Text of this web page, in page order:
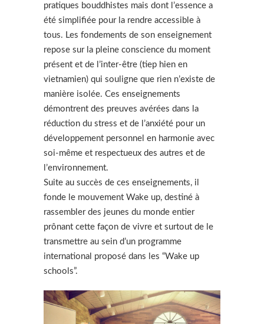
pratiques bouddhistes mais dont l’essence a
été simplifiée pour la rendre accessible à
tous. Les fondements de son enseignement
repose sur la pleine conscience du moment
présent et de l’inter-être (tiep hien en
vietnamien) qui souligne que rien n’existe de
manière isolée. Ces enseignements
démontrent des preuves avérées dans la
réduction du stress et de l’anxiété pour un
développement personnel en harmonie avec
soi-même et respectueux des autres et de
l’environnement.
Suite au succès de ces enseignements, il
fonde le mouvement Wake up, destiné à
rassembler des jeunes du monde entier
prônant cette façon de vivre et surtout de le
transmettre au sein d’un programme
international proposé dans les “Wake up
schools”.